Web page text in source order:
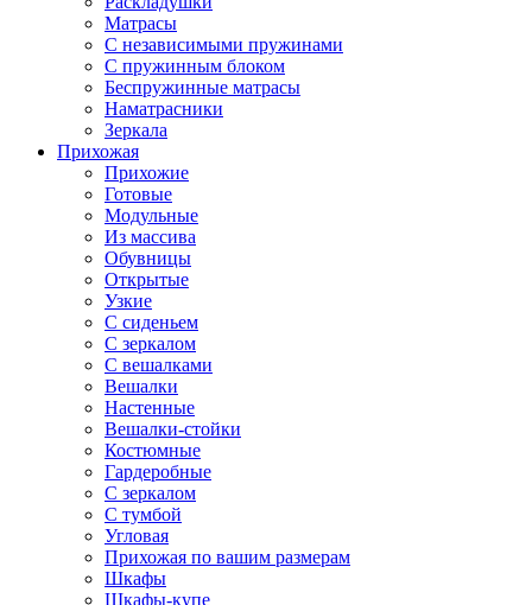
Матрасы
С независимыми пружинами
С пружинным блоком
Беспружинные матрасы
Наматрасники
Зеркала
Прихожая
Прихожие
Готовые
Модульные
Из массива
Обувницы
Открытые
Узкие
С сиденьем
С зеркалом
С вешалками
Вешалки
Настенные
Вешалки-стойки
Костюмные
Гардеробные
С зеркалом
С тумбой
Угловая
Прихожая по вашим размерам
Шкафы
Шкафы-купе